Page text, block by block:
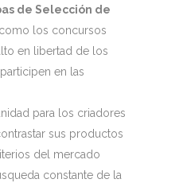
de Selección de
como los concursos
en libertad de los
en las
para los criadores
sus productos
del mercado
constante de la